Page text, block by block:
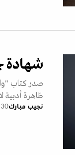
شهادة
ظاهرة أدبية
نجيب مبارك30 مارس 2026